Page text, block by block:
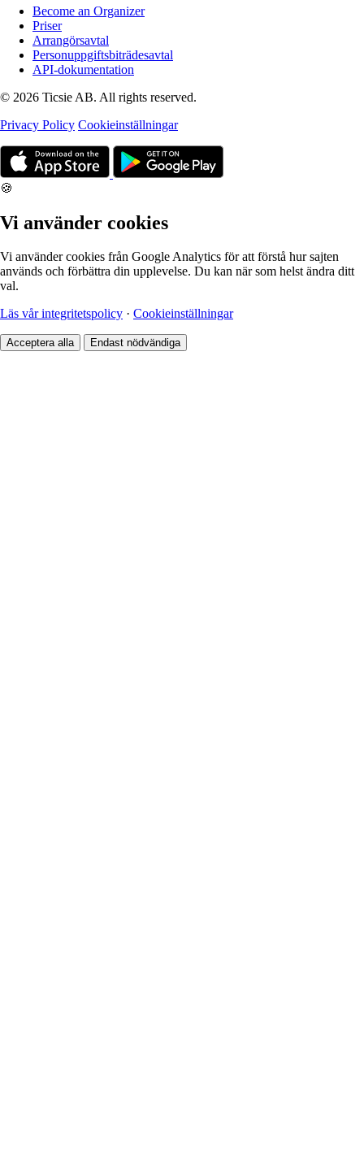
Become an Organizer
Priser
Arrangörsavtal
Personuppgiftsbiträdesavtal
API-dokumentation
© 2026 Ticsie AB. All rights reserved.
Privacy Policy Cookieinställningar
🍪
Vi använder cookies
Vi använder cookies från Google Analytics för att förstå hur sajten
används och förbättra din upplevelse. Du kan när som helst ändra ditt
val.
Läs vår integritetspolicy · Cookieinställningar
Acceptera alla Endast nödvändiga